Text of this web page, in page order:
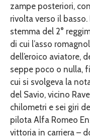
zampe posteriori,
rivolta verso il
stemma del 2°
di cui l’asso
dell’eroico aviatore,
seppe poco o nulla,
cui si svolgeva la
del Savio, vicino
chilometri e sei giri
pilota Alfa Romeo
vittoria in carriera –